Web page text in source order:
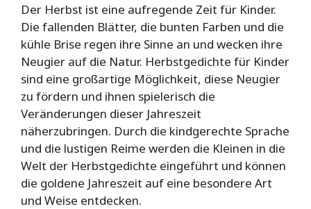
Der Herbst ist eine aufregende Zeit für Kinder.
Die fallenden Blätter, die bunten Farben und die
kühle Brise regen ihre Sinne an und wecken ihre
Neugier auf die Natur. Herbstgedichte für Kinder
sind eine großartige Möglichkeit, diese Neugier
zu fördern und ihnen spielerisch die
Veränderungen dieser Jahreszeit
näherzubringen. Durch die kindgerechte Sprache
und die lustigen Reime werden die Kleinen in die
Welt der Herbstgedichte eingeführt und können
die goldene Jahreszeit auf eine besondere Art
und Weise entdecken.